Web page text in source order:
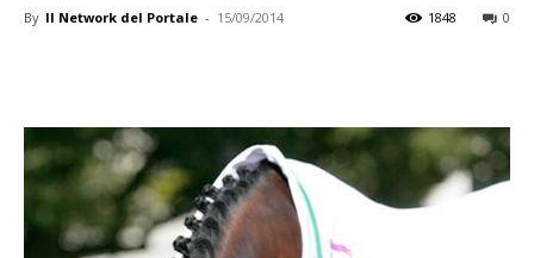
By Il Network del Portale - 15/09/2014 0
1848